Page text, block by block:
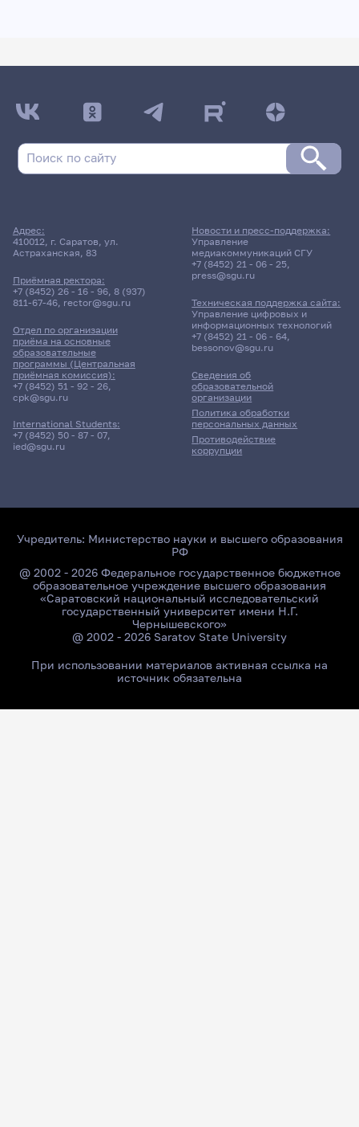
Адрес:
410012, г. Саратов, ул.
Астраханская, 83
Приёмная ректора:
+7 (8452) 26 - 16 - 96, 8 (937)
811-67-46, rector@sgu.ru
Отдел по организации
приёма на основные
образовательные
программы (Центральная
приёмная комиссия):
+7 (8452) 51 - 92 - 26,
cpk@sgu.ru
International Students:
+7 (8452) 50 - 87 - 07,
ied@sgu.ru
Сведения об
образовательной
организации
Политика обработки
персональных данных
Противодействие
коррупции
Новости и пресс-поддержка:
Управление
медиакоммуникаций СГУ
+7 (8452) 21 - 06 - 25,
press@sgu.ru
Техническая поддержка сайта:
Управление цифровых и
информационных технологий
+7 (8452) 21 - 06 - 64,
bessonov@sgu.ru
Учредитель: Министерство науки и высшего образования
РФ
@ 2002 - 2026 Федеральное государственное бюджетное
образовательное учреждение высшего образования
«Саратовский национальный исследовательский
государственный университет имени Н.Г.
Чернышевского»
@ 2002 - 2026 Saratov State University
При использовании материалов активная ссылка на
источник обязательна